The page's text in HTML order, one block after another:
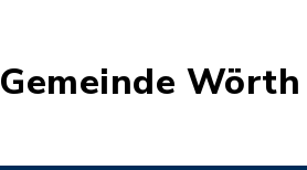
Gemeinde Wörth